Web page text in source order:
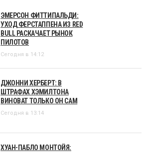
ЭМЕРСОН ФИТТИПАЛЬДИ:
УХОД ФЕРСТАППЕНА ИЗ RED
BULL РАСКАЧАЕТ РЫНОК
ПИЛОТОВ
Сегодня в 14:12
ДЖОННИ ХЕРБЕРТ: В
ШТРАФАХ ХЭМИЛТОНА
ВИНОВАТ ТОЛЬКО ОН САМ
Сегодня в 13:14
ХУАН-ПАБЛО МОНТОЙЯ: